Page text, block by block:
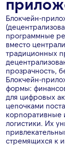
Блокчейн-
программные
вместо
традиционных
прозрачность,
Блокчейн-
формы:
для цифровых
цепочками
корпоративные
логистики. Их
стремящихся к